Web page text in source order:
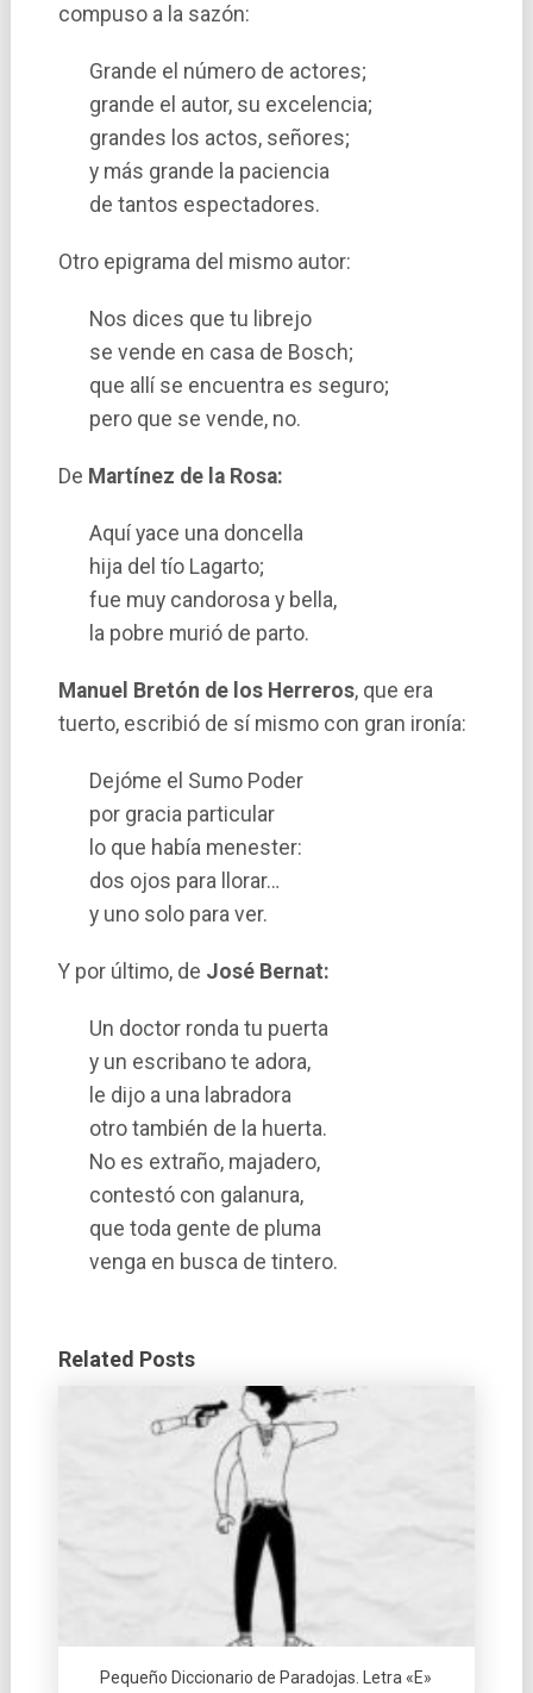
compuso a la sazón:
Grande el número de actores;
grande el autor, su excelencia;
grandes los actos, señores;
y más grande la paciencia
de tantos espectadores.
Otro epigrama del mismo autor:
Nos dices que tu librejo
se vende en casa de Bosch;
que allí­ se encuentra es seguro;
pero que se vende, no.
De Martí­nez de la Rosa:
Aquí­ yace una doncella
hija del tí­o Lagarto;
fue muy candorosa y bella,
la pobre murió de parto.
Manuel Bretón de los Herreros, que era
tuerto, escribió de sí­ mismo con gran ironí­a:
Dejóme el Sumo Poder
por gracia particular
lo que habí­a menester:
dos ojos para llorar…
y uno solo para ver.
Y por último, de José Bernat:
Un doctor ronda tu puerta
y un escribano te adora,
le dijo a una labradora
otro también de la huerta.
No es extraño, majadero,
contestó con galanura,
que toda gente de pluma
venga en busca de tintero.
Related Posts
Pequeño Diccionario de Paradojas. Letra «E»